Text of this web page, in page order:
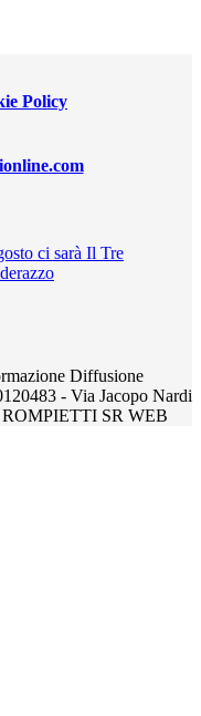
Policy
ci sarà Il Tre
Diffusione
- Via Jacopo Nardi
SR WEB